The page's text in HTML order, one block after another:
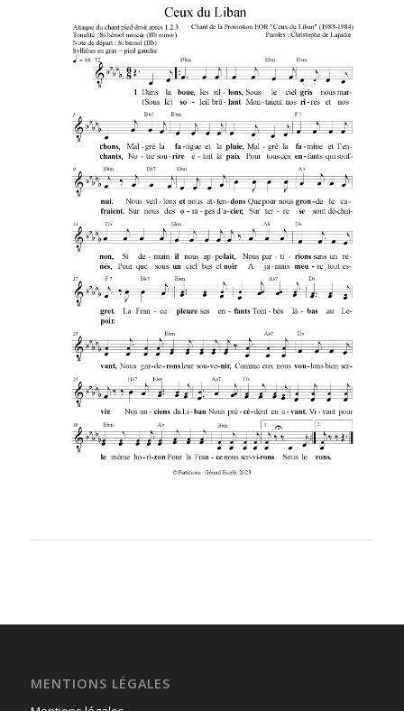
MENTIONS LÉGALES